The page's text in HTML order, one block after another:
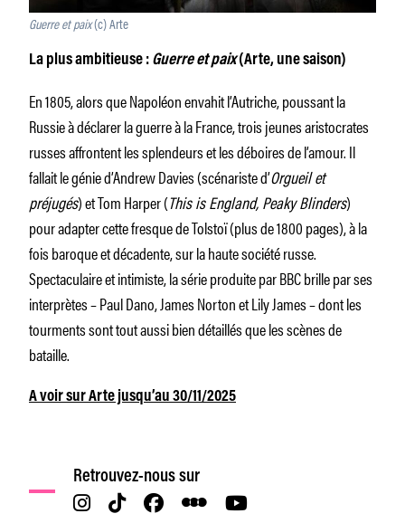
Guerre et paix(c) Arte
La plusambitieuse : Guerre et paix(Arte, une saison)
En 1805, alors que Napoléon envahit l’Autriche, poussant la
Russie à déclarer la guerre à la France, trois jeunes aristocrates
russes affrontent les splendeurs et les déboires de l’amour. Il
fallait le génie d’Andrew Davies (scénariste d’Orgueil et
préjugés) et Tom Harper (This is England, Peaky Blinders)
pour adapter cette fresque de Tolstoï (plus de 1800 pages), à la
fois baroque et décadente, sur la haute société russe.
Spectaculaire et intimiste, la série produite par BBC brille par ses
interprètes – Paul Dano, James Norton et Lily James – dont les
tourments sont tout aussi bien détaillés que les scènes de
bataille.
A voir sur Arte jusqu’au 30/11/2025
Retrouvez-nous sur